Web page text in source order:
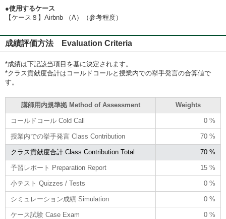
●使用するケース
【ケース８】Airbnb （A）（参考程度）
成績評価方法 Evaluation Criteria
*成績は下記該当項目を基に決定されます。
*クラス貢献度合計はコールドコールと授業内での挙手発言の合算値で
す。
講師用内規準拠 Method of Assessment Weights
コールドコール Cold Call 0 %
授業内での挙手発言 Class Contribution 70 %
クラス貢献度合計 Class Contribution Total 70 %
予習レポート Preparation Report 15 %
小テスト Quizzes / Tests 0 %
シミュレーション成績 Simulation 0 %
ケース試験 Case Exam 0 %